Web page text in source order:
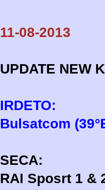
11-08-2013
UPDATE NEW
IRDETO:
Bulsatcom
SECA:
RAI Sposrt 1 &